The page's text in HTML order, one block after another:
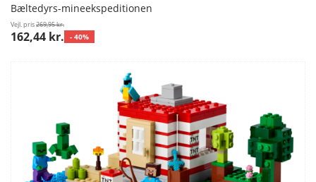
Bæltedyrs-mineekspeditionen
Vejl. pris269,95 kr.
162,44 kr. - 40%